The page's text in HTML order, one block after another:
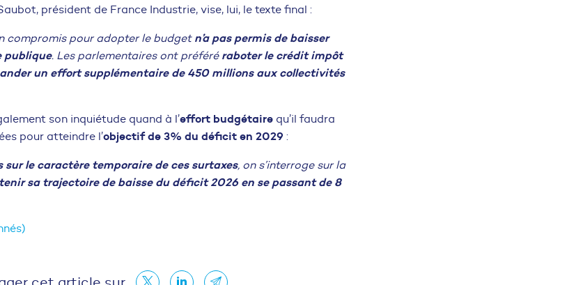
président de France Industrie, vise, lui, le texte final :
compromis pour adopter le budget n’a pas permis de baisser
publique. Les parlementaires ont préféréraboter le crédit impôt
un effort supplémentaire de 450 millions aux collectivités
son inquiétude quand à l’effort budgétaire qu’il faudra
pour atteindre l’objectif de 3% du déficit en 2029 :
sur le caractère temporaire de ces surtaxes, on s’interroge sur la
sa trajectoire de baisse du déficit 2026 en se passant de 8